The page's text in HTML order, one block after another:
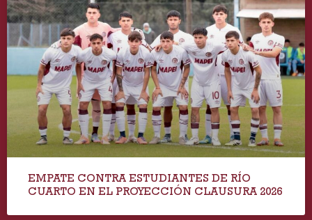
EMPATE CONTRA ESTUDIANTES DE RÍO
CUARTO EN EL PROYECCIÓN CLAUSURA 2026